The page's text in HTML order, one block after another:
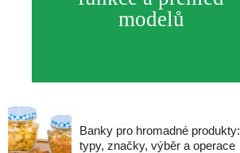
modelů
Banky pro hromadné produkty:
typy, značky, výběr a operace